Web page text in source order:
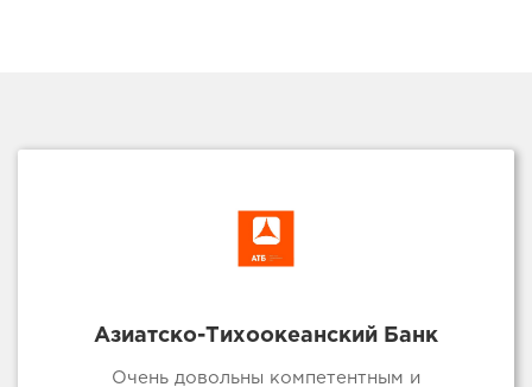
Азиатско-Тихоокеанский Банк
Очень довольны компетентным и